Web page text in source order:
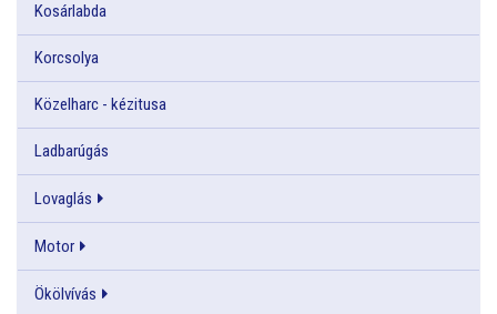
Kosárlabda
Korcsolya
Közelharc - kézitusa
Ladbarúgás
Lovaglás
Motor
Ökölvívás